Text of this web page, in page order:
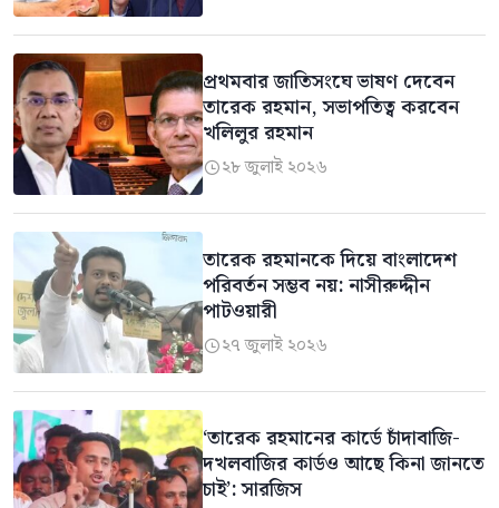
প্রথমবার জাতিসংঘে ভাষণ দেবেন
তারেক রহমান, সভাপতিত্ব করবেন
খলিলুর রহমান
২৮ জুলাই ২০২৬
তারেক রহমানকে দিয়ে বাংলাদেশ
পরিবর্তন সম্ভব নয়: নাসীরুদ্দীন
পাটওয়ারী
২৭ জুলাই ২০২৬
‘তারেক রহমানের কার্ডে চাঁদাবাজি-
দখলবাজির কার্ডও আছে কিনা জানতে
চাই’: সারজিস